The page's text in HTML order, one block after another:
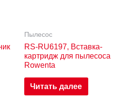
Пылесос
RS-RU6197, Вставка-
картридж для пылесоса
Rowenta
Читать далее